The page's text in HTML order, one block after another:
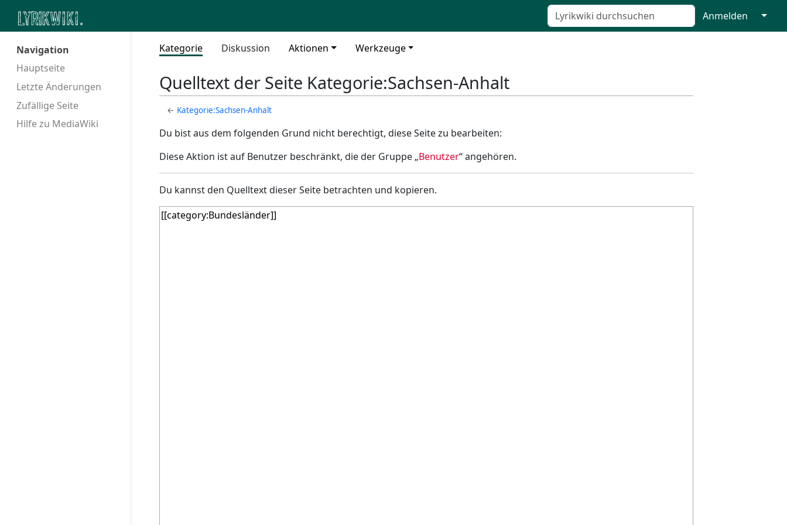
Anmelden ↓
Navigation
Hauptseite
Letzte Änderungen
Zufällige Seite
Hilfe zu MediaWiki
Kategorie Diskussion Aktionen Werkzeuge
Quelltext der Seite Kategorie:Sachsen-Anhalt
← Kategorie:Sachsen-Anhalt
Du bist aus dem folgenden Grund nicht berechtigt, diese Seite zu bearbeiten:
Diese Aktion ist auf Benutzer beschränkt, die der Gruppe „Benutzer“ angehören.
Du kannst den Quelltext dieser Seite betrachten und kopieren.